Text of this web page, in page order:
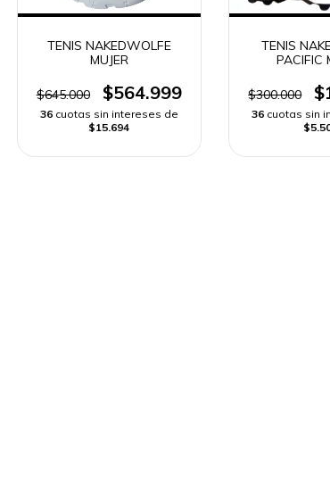
TENIS NAKEDWOLFE
MUJER
$645.000 $564.999
36 cuotas sin intereses de
$15.694
TENIS
PACIFIC
$300.000
36 cuotas sin